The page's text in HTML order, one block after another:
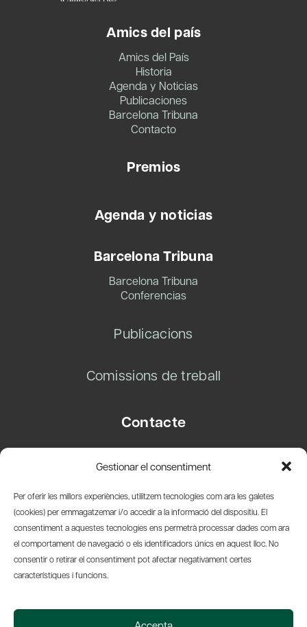
Gestionar el consentiment
Per oferir les millors experiències, utilitzem tecnologies com ara les galetes
(cookies) per emmagatzemar i/o accedir a la informació del dispositiu. El
consentiment a aquestes tecnologies ens permetrà processar dades com ara
el comportament de navegació o els identificadors únics en aquest lloc. No
consentir o retirar el consentiment pot afectar negativament certes
característiques i funcions.
Amics del país
Amics del País
Historia
Agenda y Noticias
Publicaciones
Barcelona Tribuna
Contacto
Premios
Agenda y noticias
Barcelona Tribuna
Barcelona Tribuna
Conferencias
Publicacions
Comissions de treball
Contacte
08003 Barcelona
info@amicsdelpais.com
Suscripció Newsletter
© 2026 Societat Econòmica Barcelonesa d'Amics del País